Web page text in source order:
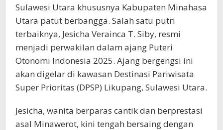
Sulawesi Utara khususnya Kabupaten Minahasa
Utara patut berbangga. Salah satu putri
terbaiknya, Jesicha Verainca T. Siby, resmi
menjadi perwakilan dalam ajang Puteri
Otonomi Indonesia 2025. Ajang bergengsi ini
akan digelar di kawasan Destinasi Pariwisata
Super Prioritas (DPSP) Likupang, Sulawesi Utara.
Jesicha, wanita berparas cantik dan berprestasi
asal Minawerot, kini tengah bersaing dengan